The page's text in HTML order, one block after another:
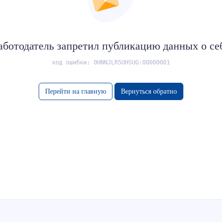
запретил публикацию данных о
код ошибки: 0HNNJLR5UHSUG:00000001
Перейти на главную Вернуться обратно